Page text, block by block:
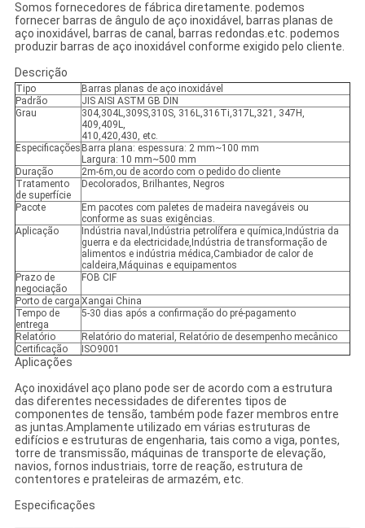
Somos fornecedores de fábrica diretamente. podemos
fornecer barras de ângulo de aço inoxidável, barras planas de
aço inoxidável, barras de canal, barras redondas.etc. podemos
produzir barras de aço inoxidável conforme exigido pelo cliente.
Descrição
Tipo
Barras planas de aço inoxidável
Padrão
JIS AISI ASTM GB DIN
Grau
304,304L,309S,310S, 316L,316Ti,317L,321, 347H,
409,409L,
410,420,430, etc.
Especificações Barra plana: espessura: 2 mm~100 mm
Largura: 10 mm~500 mm
Duração
2m-6m,ou de acordo com o pedido do cliente
Tratamento
de superfície
Decolorados, Brilhantes, Negros
Pacote
Em pacotes com paletes de madeira navegáveis ou
conforme as suas exigências.
Aplicação
Indústria naval,Indústria petrolífera e química,Indústria da
guerra e da electricidade,Indústria de transformação de
alimentos e indústria médica,Cambiador de calor de
caldeira,Máquinas e equipamentos
Prazo de
negociação
FOB CIF
Porto de carga Xangai China
Tempo de
entrega
5-30 dias após a confirmação do pré-pagamento
Relatório
Relatório do material, Relatório de desempenho mecânico
Certificação
ISO9001
Aplicações
Aço inoxidável aço plano pode ser de acordo com a estrutura
das diferentes necessidades de diferentes tipos de
componentes de tensão, também pode fazer membros entre
as juntas.Amplamente utilizado em várias estruturas de
edifícios e estruturas de engenharia, tais como a viga, pontes,
torre de transmissão, máquinas de transporte de elevação,
navios, fornos industriais, torre de reação, estrutura de
contentores e prateleiras de armazém, etc.
Especificações